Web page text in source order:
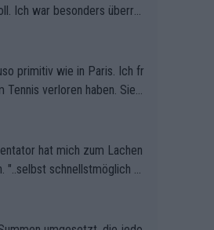
Ich war besonders überras
primitiv wie in Paris. Ich fr
verloren haben. Sie s
hat mich zum Lachen
"..selbst schnellstmöglich na